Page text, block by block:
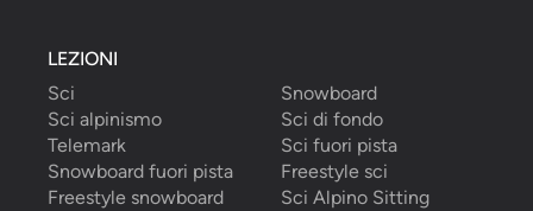
LEZIONI
Sci
Snowboard
Sci alpinismo
Sci di fondo
Telemark
Sci fuori pista
Snowboard fuori pista
Freestyle sci
Freestyle snowboard
Sci Alpino Sitting